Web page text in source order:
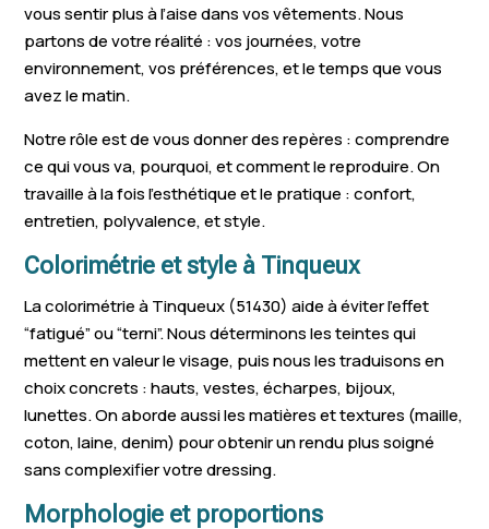
vous sentir plus à l’aise dans vos vêtements. Nous
partons de votre réalité : vos journées, votre
environnement, vos préférences, et le temps que vous
avez le matin.
Notre rôle est de vous donner des repères : comprendre
ce qui vous va, pourquoi, et comment le reproduire. On
travaille à la fois l’esthétique et le pratique : confort,
entretien, polyvalence, et style.
Colorimétrie et style à Tinqueux
La colorimétrie à Tinqueux (51430) aide à éviter l’effet
“fatigué” ou “terni”. Nous déterminons les teintes qui
mettent en valeur le visage, puis nous les traduisons en
choix concrets : hauts, vestes, écharpes, bijoux,
lunettes. On aborde aussi les matières et textures (maille,
coton, laine, denim) pour obtenir un rendu plus soigné
sans complexifier votre dressing.
Morphologie et proportions